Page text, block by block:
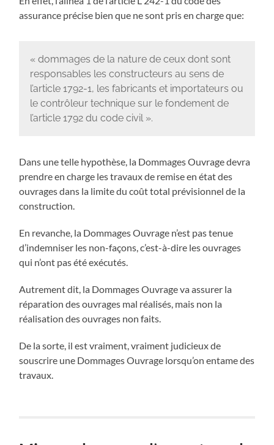
assurance précise bien que ne sont pris en charge que:
« dommages de la nature de ceux dont sont
responsables les constructeurs au sens de
l’article 1792-1, les fabricants et importateurs ou
le contrôleur technique sur le fondement de
l’article 1792 du code civil ».
Dans une telle hypothèse, la Dommages Ouvrage devra
prendre en charge les travaux de remise en état des
ouvrages dans la limite du coût total prévisionnel de la
construction.
En revanche, la Dommages Ouvrage n’est pas tenue
d’indemniser les non-façons, c’est-à-dire les ouvrages
qui n’ont pas été exécutés.
Autrement dit, la Dommages Ouvrage va assurer la
réparation des ouvrages mal réalisés, mais non la
réalisation des ouvrages non faits.
De la sorte, il est vraiment, vraiment judicieux de
souscrire une Dommages Ouvrage lorsqu’on entame des
travaux.